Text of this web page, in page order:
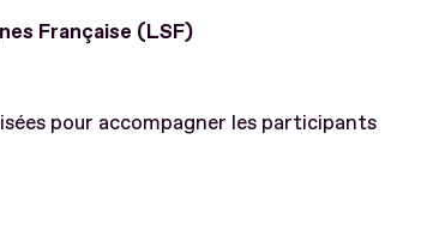
Française (LSF)
pour accompagner les participants